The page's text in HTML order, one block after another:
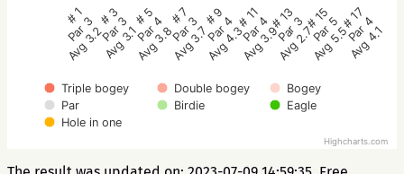
Triple bogey Double bogey
Bogey
Par
Birdie
Eagle
Hole in one
# 1
Par 3
Avg 3.2
# 3
Par 3
Avg 3.1
# 5
Par 4
Avg 3.8
# 7
Par 3
Avg 3.7
# 9
Par 4
Avg 4.3
# 11
Par 4
Avg 3.9
# 13
Par 3
Avg 2.7
# 15
Par 5
Avg 5.5
# 17
Par 4
Avg 4.1
Highcharts.com